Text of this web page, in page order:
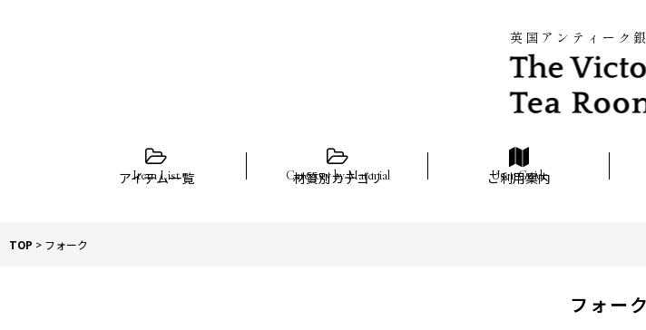
英国アンティーク
アイテム一覧 材質別カテゴリ ご利用案内
TOP > フォーク
フォーク